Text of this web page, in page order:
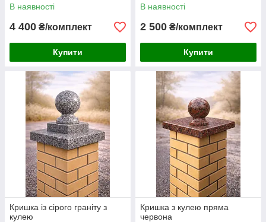
В наявності
4 400 ₴/комплект
Купити
В наявності
2 500 ₴/комплект
Купити
Кришка із сірого граніту з
кулею
Кришка з кулею пряма
червона